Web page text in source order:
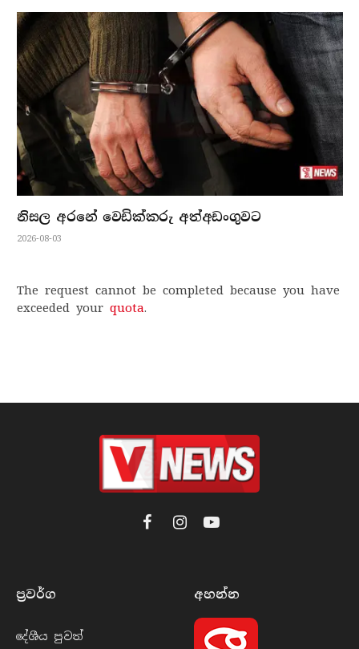
නිසල අරනේ වෙඩික්කරු අත්අඩංගුවට
2026-08-03
The request cannot be completed because you have
exceeded your quota.
FacebookInstagramYouTube
ප්‍රවර්​ග
දේශීය පුව​ත්
අහන්​න